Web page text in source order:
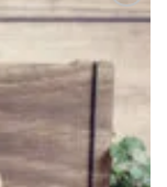
Adauga
dorinte